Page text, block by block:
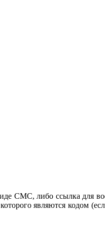
СМС, либо ссылка для
являются кодом